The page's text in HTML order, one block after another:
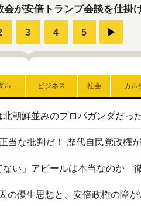
会が安倍トランプ会談を仕掛
ル ビジネス 社会 カル